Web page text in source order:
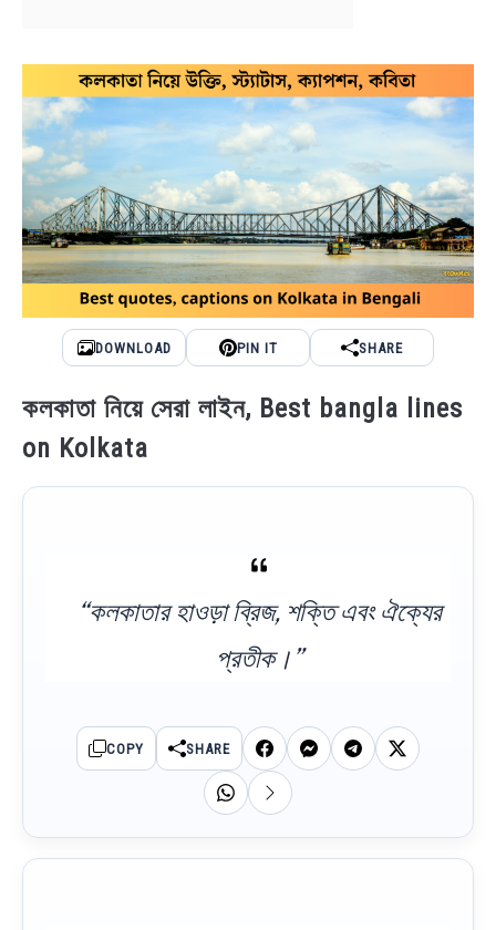
BENGALI NAMES
BENGALI STORIES
DOWNLOAD PIN IT SHARE
কলকাতা নিয়ে সেরা লাইন, Best bangla lines
on Kolkata
“কলকাতার হাওড়া ব্রিজ, শক্তি এবং ঐক্যের
প্রতীক।”
COPY SHARE